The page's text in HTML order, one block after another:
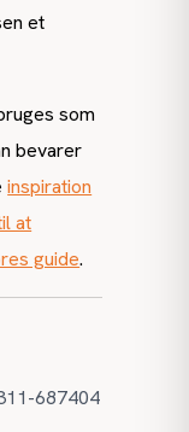
et
som
bevarer
inspiration
at
guide.
687404